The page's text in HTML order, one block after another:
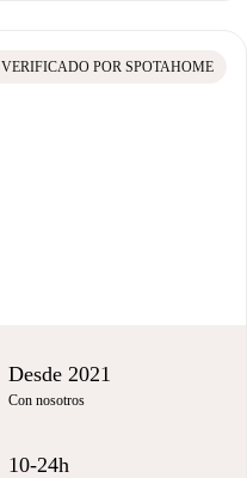
VERIFICADO POR SPOTAHOME
Desde 2021
Con nosotros
10-24h